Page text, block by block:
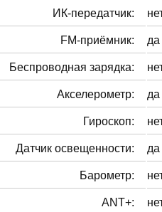
ИК-передатчик:
FM-приёмник: да
Беспроводная зарядка:
Акселерометр: да
Гироскоп:
Датчик освещенности: да
Барометр:
ANT+: